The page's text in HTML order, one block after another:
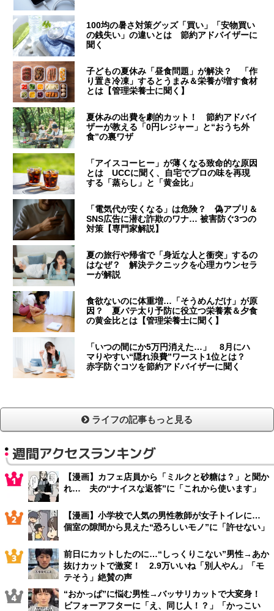
100均の暑さ対策グッズ「買い」「安物買い
の銭失い」の違いとは 節約アドバイザーに
聞く
子どもの夏休み「昼食問題」が解決？ 「作
り置き冷凍」するとうまみ＆栄養が増す食材
とは【管理栄養士に聞く】
夏休みの出費を劇的カット！ 節約アドバイ
ザーが教える「0円レジャー」と“おうち外
食”の裏ワザ
「アイスコーヒー」が薄くなる致命的な原因
とは UCCに聞く、自宅でプロの味を再現
する「蒸らし」と「黄金比」
「電気代が安くなる」は危険？ 偽アプリ＆
SNS広告に潜む詐欺のワナ… 被害防ぐ3つの
対策【専門家解説】
夏の旅行や帰省で「身近な人と衝突」するの
はなぜ？ 解決テクニックを心理カウンセラ
ーが解説
食欲ないのに体重増…「そうめんだけ」が原
因？ 夏バテ太り予防に役立つ栄養素＆夕食
の黄金比とは【管理栄養士に聞く】
「いつの間にか5万円消えた…」 8月にハ
マりやすい“隠れ浪費”ワースト1位とは？
赤字防ぐコツを節約アドバイザーに聞く
ライフの記事もっと見る
週間アクセスランキング
【漫画】カフェ店員から「ミルクと砂糖は？」と聞か
れ… 夫の“ナイスな返答”に「これから使います」
【漫画】小学校で人気の男性教師が女子トイレに…
個室の隙間から見えた“恐ろしいモノ”に「許せない」
前日にカットしたのに…“しっくりこない”男性→あか
抜けカットで激変！ 2.9万いいね「別人やん」「モ
テそう」絶賛の声
“おかっぱ”に悩む男性→バッサリカットで大変身！
ビフォーアフターに「え、同じ人！？」「かっこい